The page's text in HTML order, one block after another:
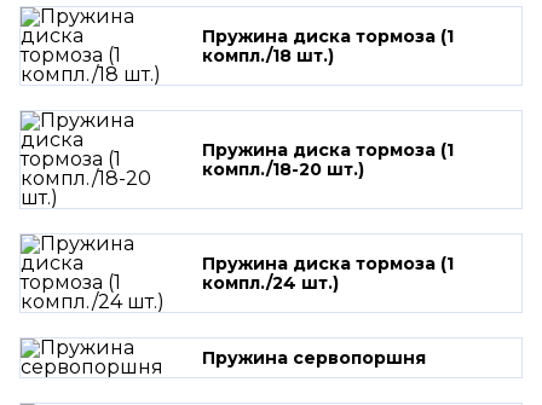
Пружина диска тормоза (1
компл./18 шт.)
Пружина диска тормоза (1
компл./18-20 шт.)
Пружина диска тормоза (1
компл./24 шт.)
Пружина сервопоршня